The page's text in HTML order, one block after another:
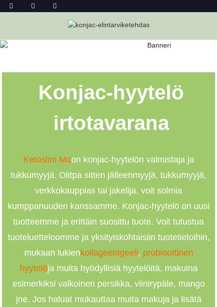
TUKKU KONJAC-HYYTELÖ
Konjac-hyytelö
irtotavarana
Ketoslim Moon konjac-hyytelön valmistaja ja
tukkumyyjä. Olitpa sitten jälleenmyyjä, tukkumyyjä,
verkkokauppias tai jakelija, voit solmia
kumppanuuden kanssamme. Konjac-hyytelö on uusi
tuotteemme ja erittäin suosittu tuote. Voit tutustua
tuoteluetteloomme ja yksityiskohtaisiin tuotetietoihin,
mukaan lukienkollageenigeeli, probioottinen
hyytelöja muita hyödyllisiä hyytelöitä, makuina
esimerkiksi valkoinen persikka, viinirypäle, mango
jne. Jos haluat mukauttaa muita makuja ja lisätä